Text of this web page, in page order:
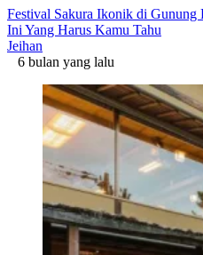
Festival Sakura Ikonik di Gunung
Ini Yang Harus Kamu Tahu
Jeihan
6 bulan yang lalu